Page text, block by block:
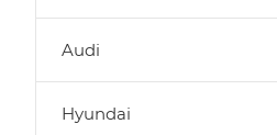
Audi
Hyundai